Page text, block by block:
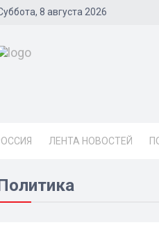
8 августа 2026
ЛЕНТА НОВОСТЕЙ